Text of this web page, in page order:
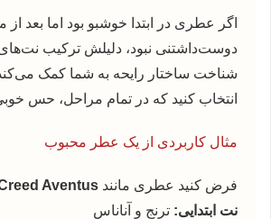
اگر عطری در ابتدا خوشبو بود اما بعد از
دوست‌داشتنی نبود، دلیلش ترکیب
شناخت ساختار رایحه به شما کمک
انتخاب کنید که در تمام مراحل، حس
مثال کاربردی از یک عطر محبوب
فرض کنید عطری مانند Aventus
نت ابتدایی: ترنج و آناناس